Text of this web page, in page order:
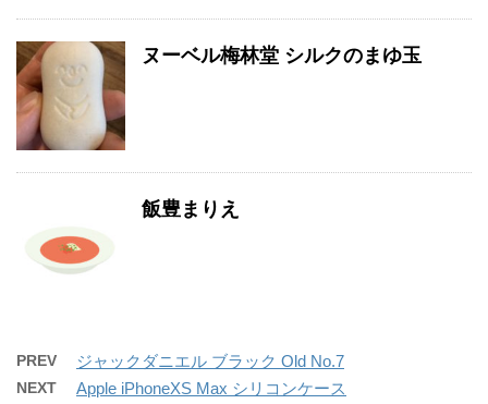
ヌーベル梅林堂 シルクのまゆ玉
飯豊まりえ
PREV ジャックダニエル ブラック Old No.7
NEXT Apple iPhoneXS Max シリコンケース